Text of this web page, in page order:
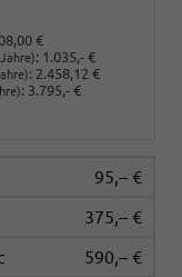
€
: 1.035,- €
: 2.458,12 €
: 3.795,- €
95,– €
375,– €
590,– €